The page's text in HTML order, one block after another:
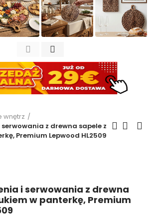
wnętrz
z drewna sapele z
Premium Lepwood HL2509
i serwowania z drewna
w panterkę, Premium